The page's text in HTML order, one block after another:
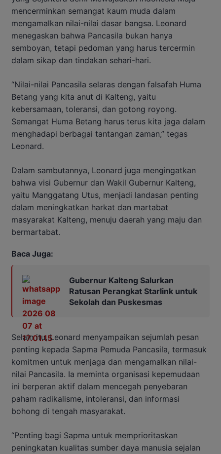
mencerminkan semangat kaum muda dalam
mengamalkan nilai-nilai dasar bangsa. Leonard
menegaskan bahwa Pancasila bukan hanya
semboyan, tetapi pedoman yang harus tercermin
dalam sikap dan tindakan sehari-hari.
“Nilai-nilai Pancasila selaras dengan falsafah Huma
Betang yang kita anut di Kalteng, yaitu
kebersamaan, toleransi, dan gotong royong.
Semangat Huma Betang harus terus kita jaga dalam
menghadapi berbagai tantangan zaman,” tegas
Leonard.
Dalam sambutannya, Leonard juga mengingatkan
bahwa visi Gubernur dan Wakil Gubernur Kalteng,
yaitu Manggatang Utus, menjadi landasan penting
dalam meningkatkan harkat dan martabat
masyarakat Kalteng, menuju daerah yang maju dan
bermartabat.
Baca Juga:
Gubernur Kalteng Salurkan
Ratusan Perangkat Starlink untuk
Sekolah dan Puskesmas
Selain itu, Leonard menyampaikan sejumlah pesan
penting kepada Sapma Pemuda Pancasila, termasuk
komitmen untuk menjaga dan mengamalkan nilai-
nilai Pancasila. Ia meminta organisasi kepemudaan
ini berperan aktif dalam mencegah penyebaran
paham radikalisme, intoleransi, dan informasi
bohong di tengah masyarakat.
“Penting bagi Sapma untuk memprioritaskan
peningkatan kualitas sumber daya manusia sejalan